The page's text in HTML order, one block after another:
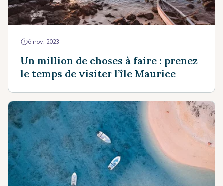
6 nov. 2023
Un million de choses à faire : prenez
le temps de visiter l’île Maurice